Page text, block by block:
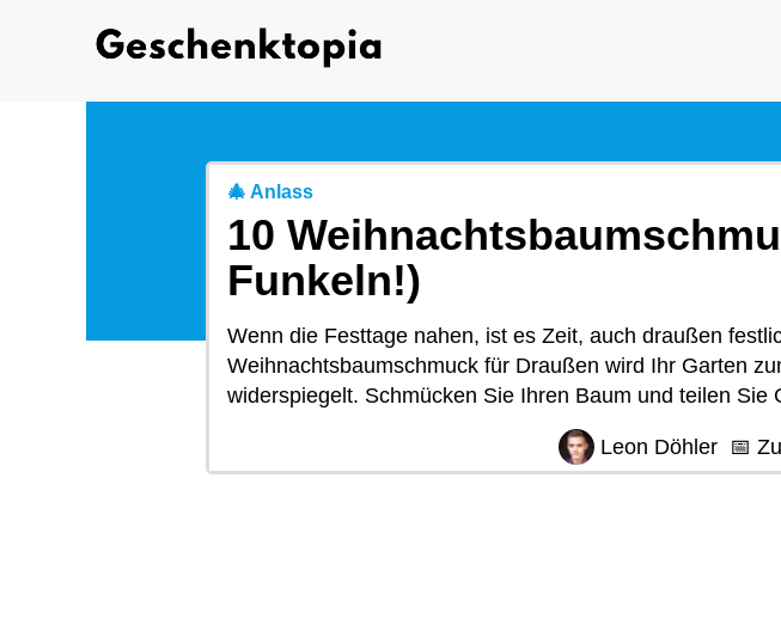
🎄 Anlass
10
Funkeln!)
Wenn die Festtage nahen, ist es Zeit, auch draußen
Weihnachtsbaumschmuck für Draußen wird Ihr Garten
widerspiegelt. Schmücken Sie Ihren Baum und teilen Sie
Leon Döhler 📅